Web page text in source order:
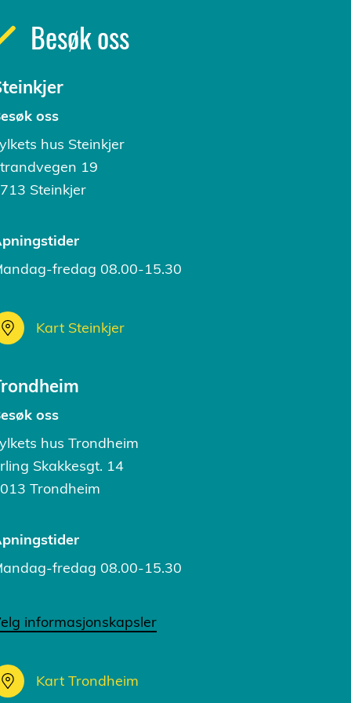
Besøk oss
oss
hus Steinkjer
19
Steinkjer
fredag 08.00-15.30
Kart Steinkjer
oss
hus Trondheim
Skakkesgt. 14
Trondheim
fredag 08.00-15.30
informasjonskapsler
Kart Trondheim